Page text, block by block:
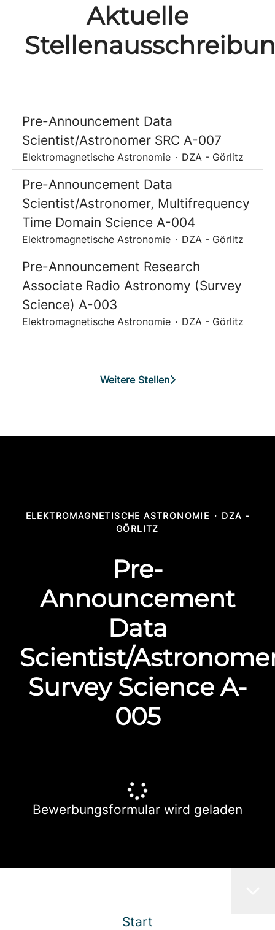
Aktuelle
Pre-Announcement Data
Scientist/Astronomer SRC A-007
Elektromagnetische Astronomie · DZA - Görlitz
Pre-Announcement Data
Scientist/Astronomer, Multifrequency
Time Domain Science A-004
Elektromagnetische Astronomie · DZA - Görlitz
Pre-Announcement Research
Associate Radio Astronomy (Survey
Science) A-003
Elektromagnetische Astronomie · DZA - Görlitz
Weitere Stellen
ELEKTROMAGNETISCHE ASTRONOMIE · DZA -
GÖRLITZ
Pre-
Announcement
Data
Scientist/
Survey Science A-
005
Bewerbungsformular wird geladen
Start